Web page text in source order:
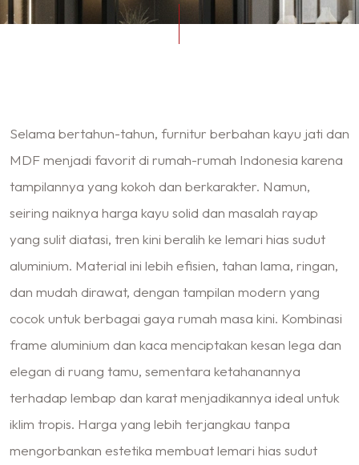
Selama bertahun-tahun, furnitur berbahan kayu jati dan
MDFmenjadi favorit di rumah-rumah Indonesia karena
tampilannya yang kokoh dan berkarakter. Namun,
seiring naiknya harga kayu solid dan masalah rayap
yang sulit diatasi, tren kini beralih ke lemari hias sudut
aluminium. Material ini lebih efisien, tahan lama, ringan,
dan mudah dirawat, dengan tampilan modern yang
cocok untuk berbagai gaya rumah masa kini. Kombinasi
frame aluminium dan kaca menciptakan kesan lega dan
elegan di ruang tamu, sementara ketahanannya
terhadap lembap dan karat menjadikannya ideal untuk
iklim tropis. Harga yang lebih terjangkau tanpa
mengorbankan estetika membuat lemari hias sudut